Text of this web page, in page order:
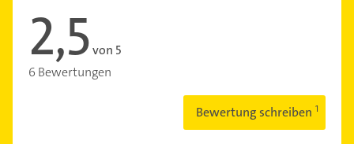
2,5von 5
6 Bewertungen
Bewertung schreiben